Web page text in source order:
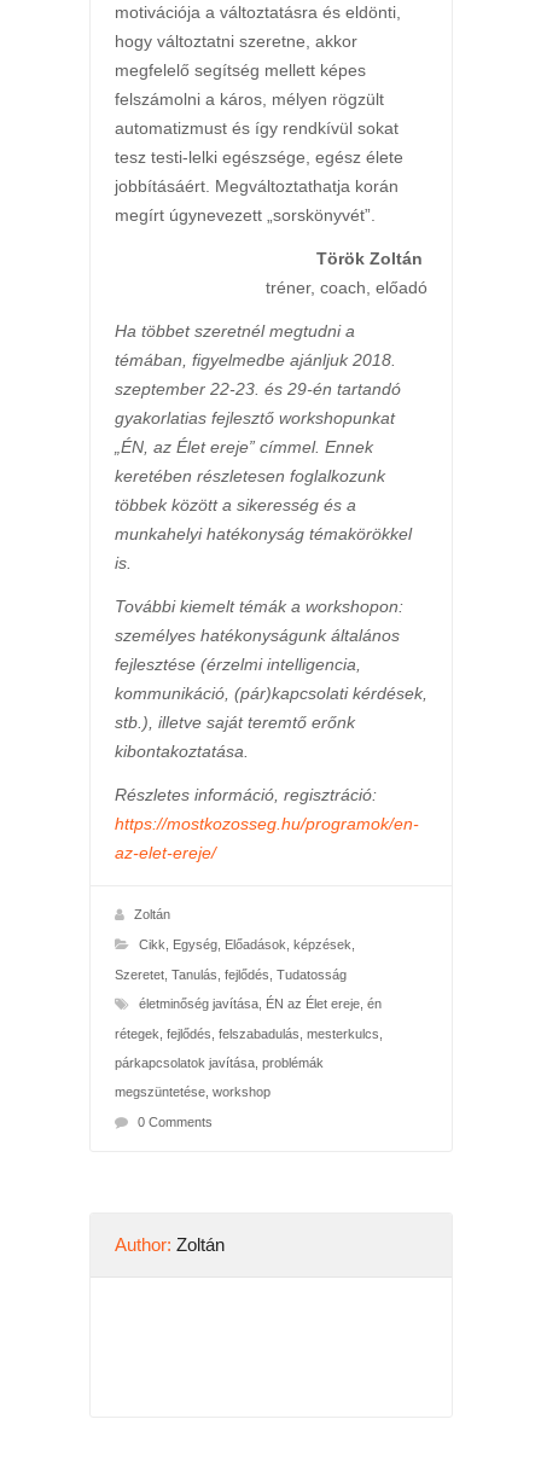
motivációja a változtatásra és eldönti,
hogy változtatni szeretne, akkor
megfelelő segítség mellett képes
felszámolni a káros, mélyen rögzült
automatizmust és így rendkívül sokat
tesz testi-lelki egészsége, egész élete
jobbításáért. Megváltoztathatja korán
megírt úgynevezett „sorskönyvét”.
Török Zoltán
tréner, coach, előadó
Ha többet szeretnél megtudni a
témában, figyelmedbe ajánljuk 2018.
szeptember 22-23. és 29-én tartandó
gyakorlatias fejlesztő workshopunkat
„ÉN, az Élet ereje” címmel. Ennek
keretében részletesen foglalkozunk
többek között a sikeresség és a
munkahelyi hatékonyság témakörökkel
is.
További kiemelt témák a workshopon:
személyes hatékonyságunk általános
fejlesztése (érzelmi intelligencia,
kommunikáció, (pár)kapcsolati kérdések,
stb.), illetve saját teremtő erőnk
kibontakoztatása.
Részletes információ, regisztráció:
https://mostkozosseg.hu/programok/en-
az-elet-ereje/
Zoltán
Cikk Egység, Előadások, képzések
Szeretet, Tanulás, fejlődés Tudatosság
életminőség javítása, ÉN az Élet ereje, én
rétegek fejlődés felszabadulás mesterkulcs
párkapcsolatok javítása, problémák
megszüntetése, workshop
0 Comments
Author: Zoltán